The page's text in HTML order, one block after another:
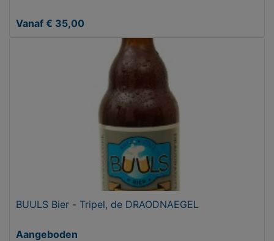
Vanaf € 35,00
BUULS Bier - Tripel, de DRAODNAEGEL
Aangeboden